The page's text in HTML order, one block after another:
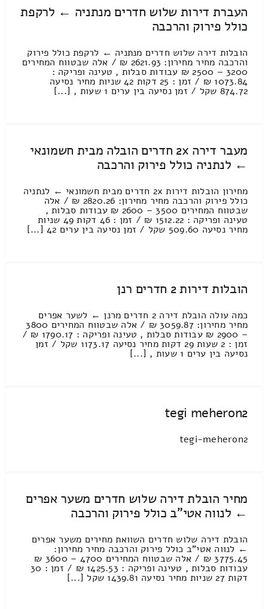
העברת דירות שלוש חדרים מנתניה ← לרקפת
כולל פירוק והרכבה
הובלות דירה שלוש חדרים מנתניה ← לרקפת כולל פירוק
והרכבה מחיר מחירון: 2621.93 ₪ / אלה שבטווח המחירים
3200 – 2500 ₪ עבודות סבלות , טעינה ופריקה :
1073.84 ₪ / זמן : 25 דקות 42 שניות מחיר נסיעה
874.72 שקל / זמן נסיעה בין ערים 1 שעות , [...]
מעבר דירה 2x חדרים הובלה מבית חשמונאי
← לנתניה כולל פירוק והרכבה
מחירון הובלות דירות 2x חדרים מבית חשמונאי ← לנתניה
כולל פירוק והרכבה מחיר מחירון: 2820.26 ₪ / אלה
שבטווח המחירים 3500 – 2600 ₪ עבודות סבלות ,
טעינה ופריקה : 1512.22 ₪ / זמן : 46 דקות 49 שניות
מחיר נסיעה 509.60 שקל / זמן נסיעה בין ערים 42 [...]
הובלות דירות 2 חדרים רנן
כמה עולה הובלת דירה 2 חדרים מרנן ← לשער אפרים
מחיר מחירון: 3059.87 ₪ / אלה שבטווח המחירים 3800
– 2900 ₪ עבודות סבלות , טעינה ופריקה : 1790.17 ₪ /
זמן : 2 שעות 29 דקות מחיר נסיעה 1173.17 שקל / זמן
נסיעה בין ערים 1 שעות , [...]
tegi meheron2
tegi-meheron2
מחיר הובלת דירה שלוש חדרים משער אפרים
← לנווה אטי"ב כולל פירוק והרכבה
הובלת דירה שלוש חדרים השוואת מחירים משער אפרים
← לנווה אטי"ב כולל פירוק והרכבה מחיר מחירון:
3775.45 ₪ / אלה שבטווח המחירים 4700 – 3600 ₪
עבודות סבלות , טעינה ופריקה : 1425.53 ₪ / זמן : 30
דקות 27 שניות מחיר נסיעה 1439.81 שקל [...]